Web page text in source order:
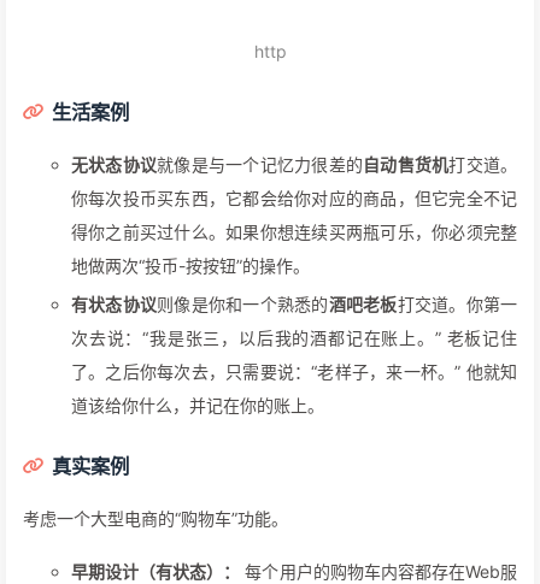
http
生活案例
无状态协议就像是与一个记忆力很差的自动售货机打交道。
你每次投币买东西，它都会给你对应的商品，但它完全不记
得你之前买过什么。如果你想连续买两瓶可乐，你必须完整
地做两次“投币-按按钮”的操作。
有状态协议则像是你和一个熟悉的酒吧老板打交道。你第一
次去说：“我是张三，以后我的酒都记在账上。” 老板记住
了。之后你每次去，只需要说：“老样子，来一杯。” 他就知
道该给你什么，并记在你的账上。
真实案例
考虑一个大型电商的“购物车”功能。
早期设计（有状态）：
每个用户的购物车内容都存在Web服